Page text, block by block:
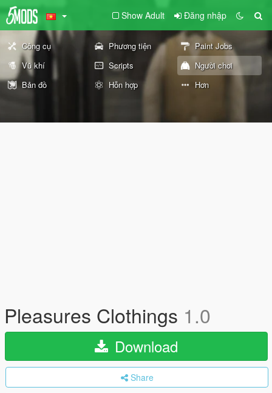
Show Adult Đăng nhập
Công cụ Phương tiện
Paint Jobs
Vũ khí
Scripts
Người chơi
Bản đồ
Hỗn hợp Hơn
Pleasures Clothings 1.0
Download
Share